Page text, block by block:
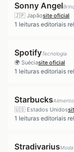
Sonny Angel
🇯🇵 Japãosite oficial
1 leituras editoriais
SpotifyTecnologia
🌍 Suéciasite oficial
1 leituras editoriais
Starbucks
🇺🇸 Estados Unidos
1 leituras editoriais
StradivariusModa